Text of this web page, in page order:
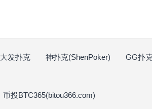
大发扑克 神扑克(ShenPoker) GG扑
币投BTC365(bitou366.com)